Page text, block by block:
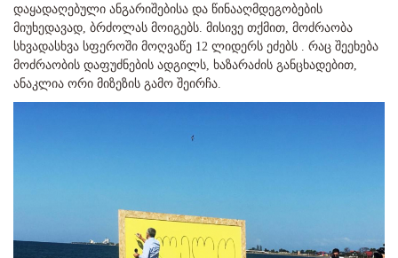
დაყადაღებული ანგარიშებისა და წინააღმდეგობების
მიუხედავად, ბრძოლას მოიგებს. მისივე თქმით, მოძრაობა
სხვადასხვა სფეროში მოღვაწე 12 ლიდერს ეძებს . რაც შეეხება
მოძრაობის დაფუძნების ადგილს, ხაზარაძის განცხადებით,
ანაკლია ორი მიზეზის გამო შეირჩა.